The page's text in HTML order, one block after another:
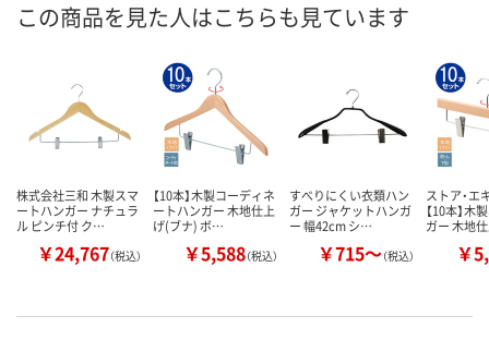
この商品を見た人はこちらも見ています
株式会社三和 木製スマ
ートハンガー ナチュラ
ル ピンチ付 ク…
￥24,767（税込）
【10本】木製コーディネ
ートハンガー 木地仕上
げ(ブナ) ボ…
￥5,588（税込）
すべりにくい衣類ハン
ガー ジャケットハンガ
ー 幅42cm シ…
￥715～（税込）
ストア・エ
【10本】木
ガー 木地
￥